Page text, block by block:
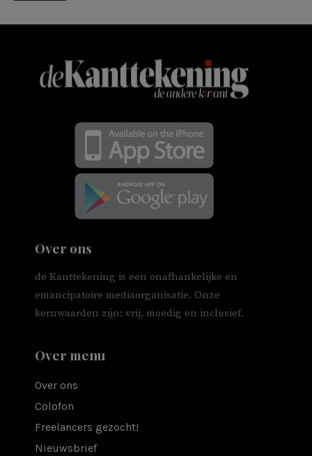
Over ons
de Kanttekening is een onafhankelijke en
emancipatoire mediaorganisatie. Onze
kernwaarden zijn: vrij, moedig en inclusief.
Over menu
Over ons
Colofon
Freelancers gezocht!
Nieuwsbrief